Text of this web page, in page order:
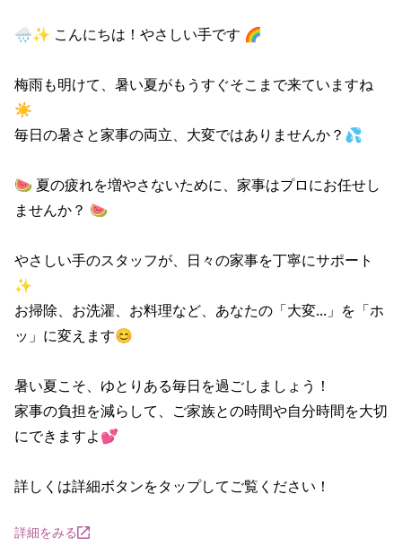
🌧️✨ こんにちは！やさしい手です 🌈
梅雨も明けて、暑い夏がもうすぐそこまで来ていますね
☀️
毎日の暑さと家事の両立、大変ではありませんか？💦
🍉 夏の疲れを増やさないために、家事はプロにお任せし
ませんか？ 🍉
やさしい手のスタッフが、日々の家事を丁寧にサポート
✨
お掃除、お洗濯、お料理など、あなたの「大変...」を「ホ
ッ」に変えます😊
暑い夏こそ、ゆとりある毎日を過ごしましょう！
家事の負担を減らして、ご家族との時間や自分時間を大切
にできますよ💕
詳しくは詳細ボタンをタップしてご覧ください！
詳細をみる